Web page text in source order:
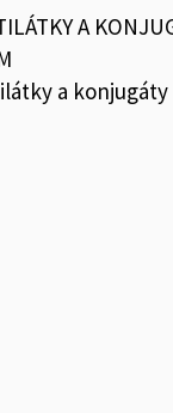
A
a konjugáty